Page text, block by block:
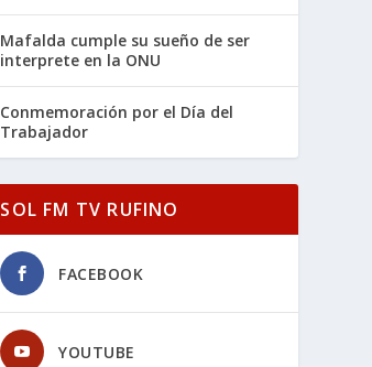
Mafalda cumple su sueño de ser
interprete en la ONU
Conmemoración por el Día del
Trabajador
SOL FM TV RUFINO
FACEBOOK
YOUTUBE